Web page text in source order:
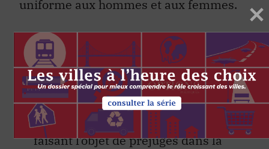
uniforme aux hommes et aux femmes.
La conception élargie du droit à
l’égalité, contrairement à une
conception purement formelle, a
permis d’importantes avancées
pour les groupes vulnérables
faisant l’objet de préjugés dans la